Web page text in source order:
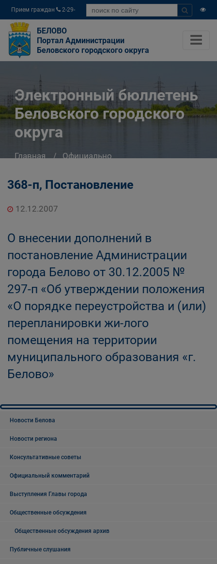
Прием граждан
2-29-
04
БЕЛОВО
Портал Администрации
Беловского городского округа
Электронный бюллетень
Беловского городского
округа
Главная
Официально
городского округа
368-п, Постановление
12.12.2007
О внесении дополнений в
постановление Администрации
города Белово от 30.12.2005 №
297-п «Об утверждении положения
«О порядке переустройства и (или)
перепланировки жи-лого
помещения на территории
муниципального образования «г.
Белово»
Новости Белова
Новости региона
Консультативные советы
Официальный комментарий
Выступления Главы города
Общественные обсуждения
Общественные обсуждения архив
Публичные слушания